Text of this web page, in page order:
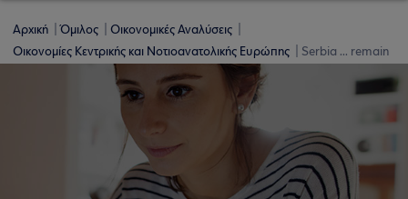
Αρχική Όμιλος
Οικονομικές Αναλύσεις
Οικονομίες Κεντρικής και Νοτιοανατολικής Ευρώπης
Serbia ... remain